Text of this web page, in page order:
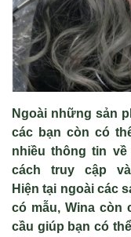
Ngoài những sản
các bạn còn có
nhiều thông tin
cách truy cập
Hiện tại ngoài các
có mẫu, Wina còn
cầu giúp bạn có